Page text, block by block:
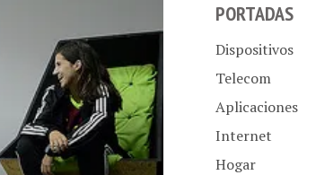
PORTADAS
Dispositivos
Telecom
Aplicaciones
Internet
Hogar